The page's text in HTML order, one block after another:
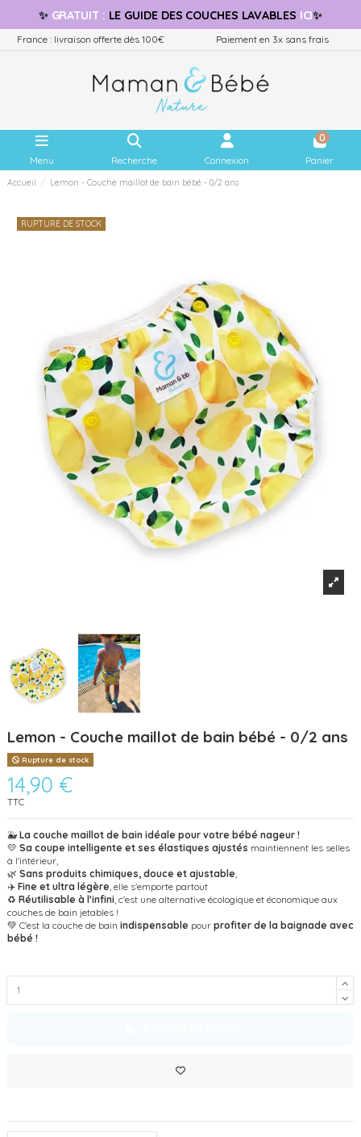
✨ GRATUIT: LE GUIDE DES COUCHES LAVABLES ICI✨
France : livraison offerte dès 100€ Paiement en 3x sans frais
Menu Recherche Connexion
0
Panier
Accueil Lemon - Couche maillot de bain bébé - 0/2 ans
RUPTURE DE STOCK
Lemon - Couche maillot de bain bébé - 0/2 ans
Rupture de stock
14,90 €
TTC
🐳 La couche maillot de bain idéale pour votre bébé nageur !
💛 Sa coupe intelligente et ses élastiques ajustés maintiennent les selles
à l'intérieur,
🌿 Sans produits chimiques, douce et ajustable
✈️ Fine et ultra légère , elle s'emporte partout
♻️ Réutilisable à l'infini , c'est une alternative écologique et économique aux
couches de bain jetables !
💚 C'est la couche de bain indispensable pour profiter de la baignade avec
bébé !